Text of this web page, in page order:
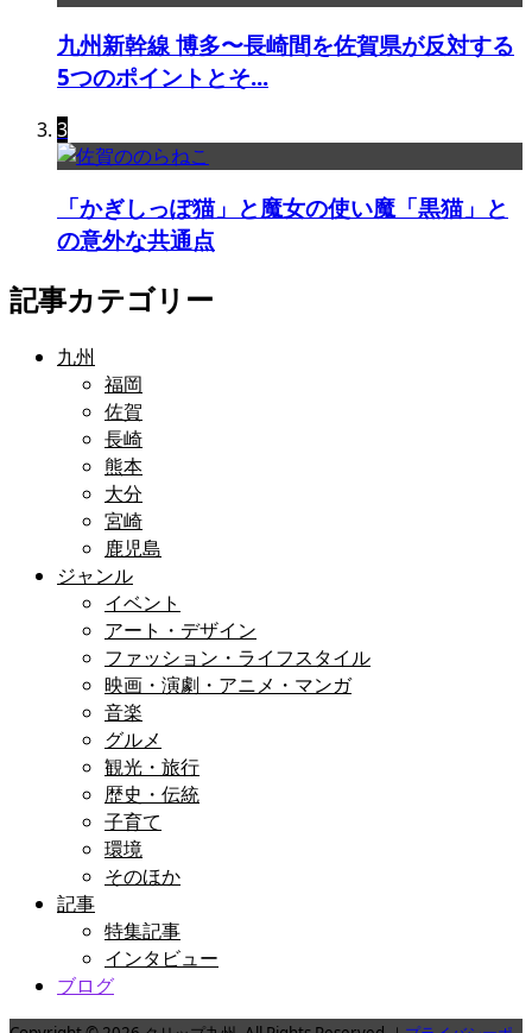
九州新幹線 博多〜長崎間を佐賀県が反対する
5つのポイントとそ...
3
「かぎしっぽ猫」と魔女の使い魔「黒猫」と
の意外な共通点
記事カテゴリー
九州
福岡
佐賀
長崎
熊本
大分
宮崎
鹿児島
ジャンル
イベント
アート・デザイン
ファッション・ライフスタイル
映画・演劇・アニメ・マンガ
音楽
グルメ
観光・旅行
歴史・伝統
子育て
環境
そのほか
記事
特集記事
インタビュー
ブログ